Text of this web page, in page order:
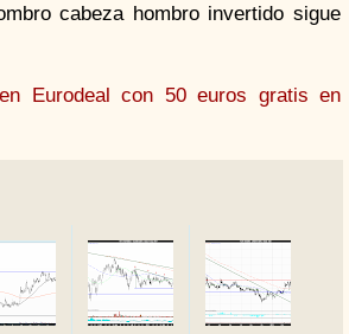
cabeza hombro invertido sigue
Eurodeal con 50 euros gratis en